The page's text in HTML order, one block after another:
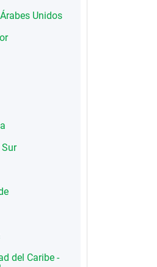
Unidos
Sur
del Caribe -